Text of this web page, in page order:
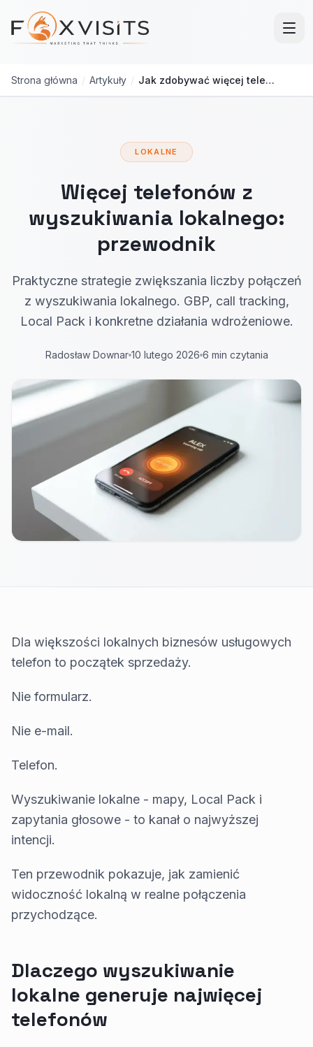
Przejdź do treści głównej
Strona główna / Artykuły / Jak zdobywać więcej telefonów z wyszukiwania lokalnego
LOKALNE
Więcej telefonów z
wyszukiwania lokalnego:
przewodnik
Praktyczne strategie zwiększania liczby połączeń
z wyszukiwania lokalnego. GBP, call tracking,
Local Pack i konkretne działania wdrożeniowe.
Radosław Downar 10 lutego 2026 6 min czytania
Dla większości lokalnych biznesów usługowych
telefon to początek sprzedaży.
Nie formularz.
Nie e-mail.
Telefon.
Wyszukiwanie lokalne - mapy, Local Pack i
zapytania głosowe - to kanał o najwyższej
intencji.
Ten przewodnik pokazuje, jak zamienić
widoczność lokalną w realne połączenia
przychodzące.
Dlaczego wyszukiwanie
lokalne generuje najwięcej
telefonów